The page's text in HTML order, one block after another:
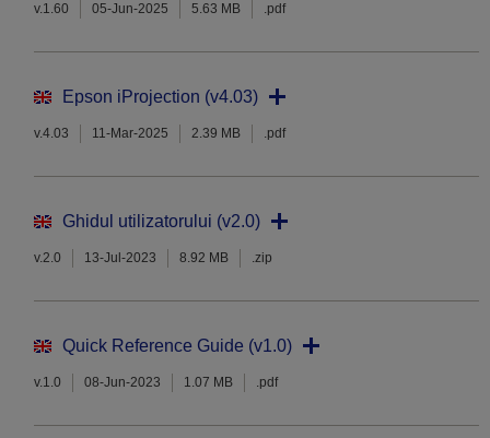
v.1.60 05-Jun-2025 5.63 MB .pdf
Epson iProjection (v4.03)
v.4.03 11-Mar-2025 2.39 MB .pdf
Ghidul utilizatorului (v2.0)
v.2.0 13-Jul-2023 8.92 MB .zip
Quick Reference Guide (v1.0)
v.1.0 08-Jun-2023 1.07 MB .pdf